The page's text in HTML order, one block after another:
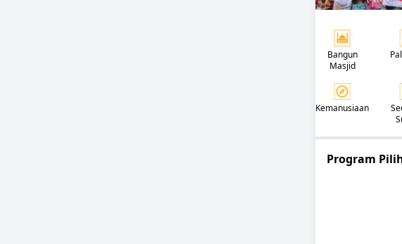
Bangun
Masjid
Kemanusiaan
Program